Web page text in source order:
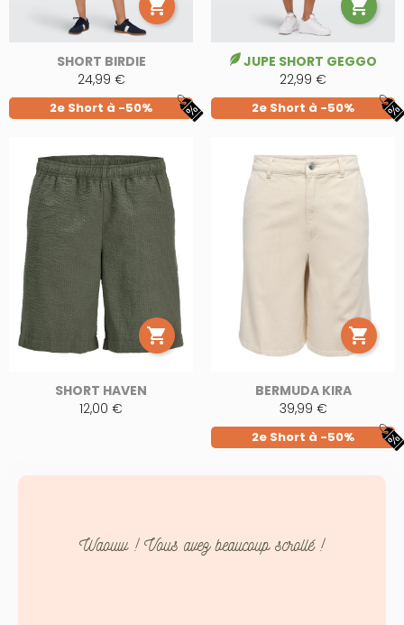

SHORT BIRDIE
24,99 €
2e Short à -50%

JUPE SHORT GEGGO
22,99 €
2e Short à -50%

SHORT HAVEN
12,00 €

BERMUDA KIRA
39,99 €
2e Short à -50%
Waouw ! Vous avez beaucoup scrollé !